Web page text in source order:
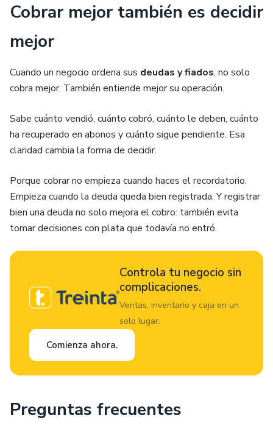
Cobrar mejor también es decidir
mejor
Cuando un negocio ordena sus deudas y fiados, no solo
cobra mejor. También entiende mejor su operación.
Sabe cuánto vendió, cuánto cobró, cuánto le deben, cuánto
ha recuperado en abonos y cuánto sigue pendiente. Esa
claridad cambia la forma de decidir.
Porque cobrar no empieza cuando haces el recordatorio.
Empieza cuando la deuda queda bien registrada. Y registrar
bien una deuda no solo mejora el cobro: también evita
tomar decisiones con plata que todavía no entró.
Controla tu negocio sin
complicaciones.
Ventas, inventario y caja en un
solo lugar.
Comienza ahora.
Preguntas frecuentes